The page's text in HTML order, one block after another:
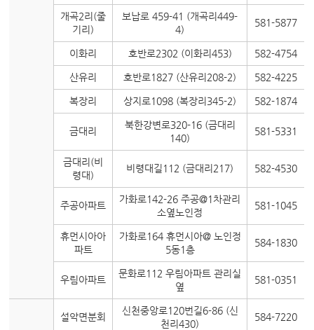
개곡2리(줄
기리)
보납로 459-41 (개곡리449-
4)
581-5877
이화리 호반로2302 (이화리453) 582-4754
산유리 호반로1827 (산유리208-2) 582-4225
복장리 상지로1098 (복장리345-2) 582-1874
금대리
북한강변로320-16 (금대리
140)
581-5331
금대리(비
령대)
비령대길112 (금대리217) 582-4530
주공아파트
가화로142-26 주공@1차관리
소옆노인정
581-1045
휴먼시아아
파트
가화로164 휴먼시아@ 노인정
5동1층
584-1830
우림아파트
문화로112 우림아파트 관리실
옆
581-0351
설악면분회
신천중앙로120번길6-86 (신
천리430)
584-7220